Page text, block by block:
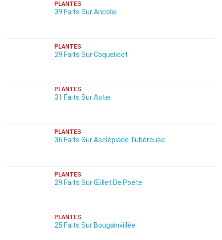
PLANTES
39 Faits Sur Ancolie
PLANTES
29 Faits Sur Coquelicot
PLANTES
31 Faits Sur Aster
PLANTES
36 Faits Sur Asclépiade Tubéreuse
PLANTES
29 Faits Sur Œillet De Poète
PLANTES
25 Faits Sur Bougainvillée